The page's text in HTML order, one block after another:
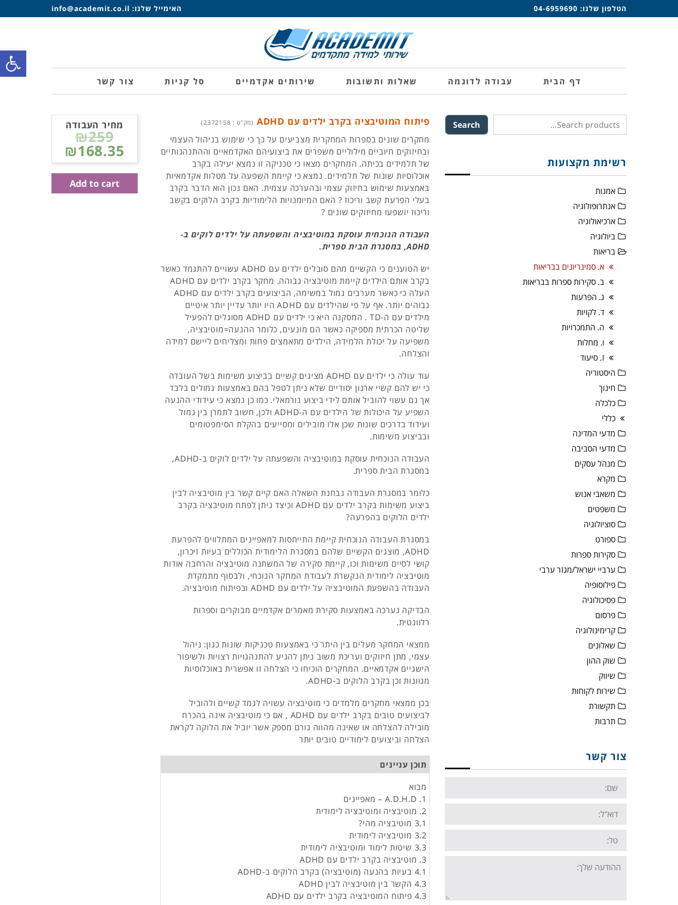
הטלפון שלנו: 04-6959690 האימייל שלנו: info@academit.co.il
דף הבית עבודה לדוגמה שאלות ותשובות שירותים אקדמיים סל קניות צור קשר
פיתוח המוטיבציה בקרב ילדים עם ADHD (מק"ט : 2372158)
מחקרים שונים בספרות המחקרית מצביעים על כך כי שימוש בניהול העצמי
ובחיזוקים חיוביים מילוליים משפרים את ביצועיהם האקדמאיים וההתנהגותיים
של תלמידים בכיתה. המחקרים מצאו כי טכניקה זו נמצא יעילה בקרב
אוכלוסיות שונות של תלמידים. נמצא כי קיימת השפעה על מטלות אקדמאיות
באמצעות שימוש בחיזוק עצמי ובהערכה עצמית. האם נכון הוא הדבר בקרב
בעלי הפרעת קשב וריכוז ? האם המיומנויות הלימודיות בקרב הלוקים בקשב
וריכוז יושפעו מחיזוקים שונים ?
העבודה הנוכחית עוסקת במוטיבציה והשפעתה על ילדים לוקים ב-
ADHD, במסגרת הבית ספרית.
יש הטוענים כי הקשיים מהם סובלים ילדים עם ADHD עשויים להתגמד כאשר
בקרב אותם הילדים קיימת מוטיבציה גבוהה. מחקר בקרב ילדים עם ADHD
העלה כי כאשר מערבים גמול במשימה, הביצועים בקרב ילדים עם ADHD
גבוהים יותר. אף על פי שהילדים עם ADHD היו יותר עדיין יותר איטיים
מילדים עם ה-TD . המסקנה היא כי ילדים עם ADHD מסוגלים להפעיל
שליטה הכרתית מספיקה כאשר הם מונעים, כלומר ההנעה=מוטיבציה,
משפיעה על יכולת הלמידה, הילדים מתאמצים פחות ומצליחים ליישם למידה
והצלחה.
עוד עולה כי ילדים עם ADHD מציגים קשיים בביצוע משימות בשל העובדה
כי יש להם קשיי ארגון יסודיים שלא ניתן לטפל בהם באמצעות גמולים בלבד
אך גם עשוי להוביל אותם לידי ביצוע נורמאלי. כמו כן נמצא כי עידודי ההנעה
השפיע על היכולות של הילדים עם ה-ADHD ולכן, חשוב לתמרן בין גמול
ועידוד בדרכים שונות שכן אלו מובילים ומסייעים בהקלת הסימפטומים
ובביצוע משימות.
העבודה הנוכחית עוסקת במוטיבציה והשפעתה על ילדים לוקים ב-ADHD,
במסגרת הבית ספרית.
כלומר במסגרת העבודה נבחנת השאלה האם קיים קשר בין מוטיבציה לבין
ביצוע משימות בקרב ילדים עם ADHD וכיצד ניתן לפתח מוטיבציה בקרב
ילדים הלוקים בהפרעה?
במסגרת העבודה הנוכחית קיימת התייחסות למאפיינים המתלווים להפרעת
ADHD, מוצגים הקשיים שלהם במסגרת הלימודית הכוללים בעיות זיכרון,
קושי לסיים משימות וכו, קיימת סקירה של המשתנה מוטיבציה והרחבה אודות
מוטיבציה לימודית הנקשרת לעבודת המחקר הנוכחי, ולבסוף מתמקדת
העבודה בהשפעת המוטיבציה על ילדים עם ADHD ובפיתוח מוטיבציה.
הבדיקה נערכה באמצעות סקירת מאמרים אקדמיים מבוקרים וספרות
רלוונטית.
ממצאי המחקר מעלים בין היתר כי באמצעות טכניקות שונות כגון: ניהול
עצמי, מתן חיזוקים ועריכת משוב ניתן להגיע להתנהגויות רצויות ולשיפור
הישגיים אקדמאיים. המחקרים הוכיחו כי הצלחה זו אפשרית באוכלוסיות
מגוונות וכן בקרב הלוקים ב-ADHD.
בכן ממצאי מחקרים מלמדים כי מוטיבציה עשויה לגמד קשיים ולהוביל
לביצועים טובים בקרב ילדים עם ADHD , אם כי מוטיבציה אינה בהכרח
מובילה להצלחה או שאינה מהווה גורם מספק אשר יוביל את הלוקה לקראת
הצלחה וביצועים לימודיים טובים יותר
תוכן עניינים
מבוא
1. A.D.H.D – מאפיינים
2. מוטיבציה ומוטיבציה לימודית
3.1 מוטיבציה מהי?
3.2 מוטיבציה לימודית
3.3 שיטות לימוד ומוטיבציה לימודית
3. מוטיבציה בקרב ילדים עם ADHD
4.1 בעיות בהנעה (מוטיבציה) בקרב הלוקים ב-ADHD
4.3 הקשר בין מוטיבציה לבין ADHD
4.3 פיתוח המוטיבציה בקרב ילדים עם ADHD
מחיר העבודה
₪259
₪168.35
Add to cart
Search
רשימת מקצועות
אמנות
אנתרופולוגיה
ארכיאולוגיה
ביולוגיה
בריאות
א. סמינריונים בבריאות
ב. סקירות ספרות בבריאות
ג. הפרעות
ד. לקויות
ה. התמכרויות
ו. מחלות
ז. סיעוד
היסטוריה
חינוך
כלכלה
כללי
מדעי המדינה
מדעי הסביבה
מנהל עסקים
מקרא
משאבי אנוש
משפטים
סוציולוגיה
ספורט
סקירות ספרות
ערביי ישראל/מגזר ערבי
פילוסופיה
פסיכולוגיה
פרסום
קרימינולוגיה
שאלונים
שוק ההון
שיווק
שירות לקוחות
תקשורת
תרבות
צור קשר
Name:
Email:
Tel:
Your
message:
פתח